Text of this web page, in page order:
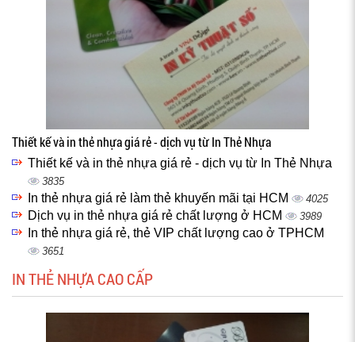
Thiết kế và in thẻ nhựa giá rẻ - dịch vụ từ In Thẻ Nhựa
Thiết kế và in thẻ nhựa giá rẻ - dịch vụ từ In Thẻ Nhựa
3835
In thẻ nhựa giá rẻ làm thẻ khuyến mãi tại HCM 4025
Dịch vụ in thẻ nhựa giá rẻ chất lượng ở HCM 3989
In thẻ nhựa giá rẻ, thẻ VIP chất lượng cao ở TPHCM
3651
IN THẺ NHỰA CAO CẤP